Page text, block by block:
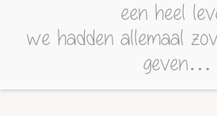
een heel
we hadden allemaal
geven…